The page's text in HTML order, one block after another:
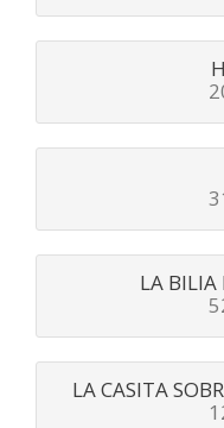
LA BILIA
LA CASITA